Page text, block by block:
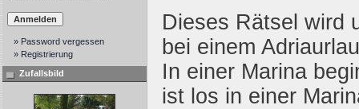
» Password vergessen
» Registrierung
Zufallsbild
Dieses Rätsel wird
bei einem
In einer Marina
ist los in einer